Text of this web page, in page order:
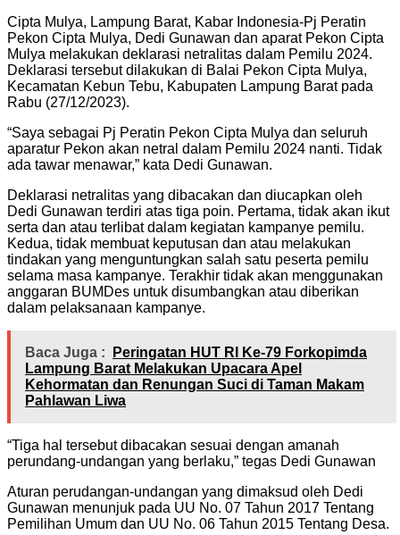
Cipta Mulya, Lampung Barat, Kabar Indonesia-Pj Peratin
Pekon Cipta Mulya, Dedi Gunawan dan aparat Pekon Cipta
Mulya melakukan deklarasi netralitas dalam Pemilu 2024.
Deklarasi tersebut dilakukan di Balai Pekon Cipta Mulya,
Kecamatan Kebun Tebu, Kabupaten Lampung Barat pada
Rabu (27/12/2023).
“Saya sebagai Pj Peratin Pekon Cipta Mulya dan seluruh
aparatur Pekon akan netral dalam Pemilu 2024 nanti. Tidak
ada tawar menawar,” kata Dedi Gunawan.
Deklarasi netralitas yang dibacakan dan diucapkan oleh
Dedi Gunawan terdiri atas tiga poin. Pertama, tidak akan ikut
serta dan atau terlibat dalam kegiatan kampanye pemilu.
Kedua, tidak membuat keputusan dan atau melakukan
tindakan yang menguntungkan salah satu peserta pemilu
selama masa kampanye. Terakhir tidak akan menggunakan
anggaran BUMDes untuk disumbangkan atau diberikan
dalam pelaksanaan kampanye.
Baca Juga :
Peringatan HUT RI Ke-79 Forkopimda
Lampung Barat Melakukan Upacara Apel
Kehormatan dan Renungan Suci di Taman Makam
Pahlawan Liwa
“Tiga hal tersebut dibacakan sesuai dengan amanah
perundang-undangan yang berlaku,” tegas Dedi Gunawan
Aturan perudangan-undangan yang dimaksud oleh Dedi
Gunawan menunjuk pada UU No. 07 Tahun 2017 Tentang
Pemilihan Umum dan UU No. 06 Tahun 2015 Tentang Desa.